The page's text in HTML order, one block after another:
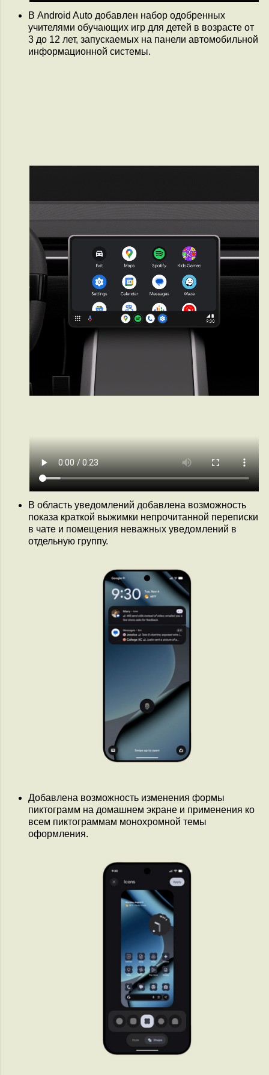
В Android Auto добавлен набор одобренных
учителями обучающих игр для детей в возрасте от
3 до 12 лет, запускаемых на панели автомобильной
информационной системы.
В область уведомлений добавлена возможность
показа краткой выжимки непрочитанной переписки
в чате и помещения неважных уведомлений в
отдельную группу.
Добавлена возможность изменения формы
пиктограмм на домашнем экране и применения ко
всем пиктограммам монохромной темы
оформления.